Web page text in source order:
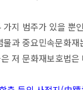
지 범주가 있을 뿐
과 중요민속문화
저 문화재보호법